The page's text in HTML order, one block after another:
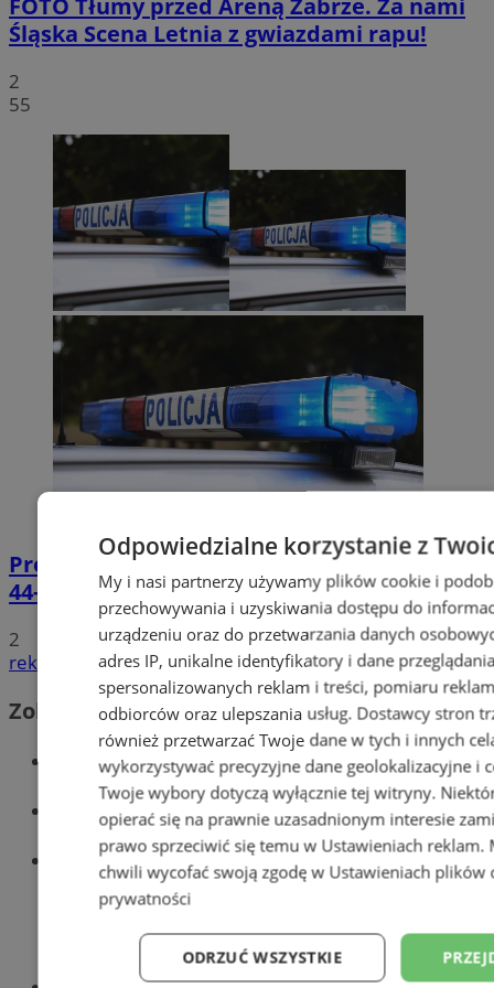
FOTO Tłumy przed Areną Zabrze. Za nami
Śląska Scena Letnia z gwiazdami rapu!
2
55
Prowadził BMW mimo sądowego zakazu.
44-latek zatrzymany na DTŚ
2
reklama
Zobacz również
Wiadomości kryminalne w Zabrzu
Wiadomości lokalne
Wiadomości sportowe
Odpowiedzialne korzystanie z
My i nasi partnerzy używamy plików cookie i
przechowywania i uzyskiwania dostępu do
urządzeniu oraz do przetwarzania danych
adres IP, unikalne identyfikatory i dane
spersonalizowanych reklam i treści, pomiaru
odbiorców oraz ulepszania usług. Dostawcy stron
również przetwarzać Twoje dane w tych i innych
wykorzystywać precyzyjne dane geolokalizacyjne i
Twoje wybory dotyczą wyłącznie tej witryny.
opierać się na prawnie uzasadnionym interesie
prawo sprzeciwić się temu w Ustawieniach reklam.
chwili wycofać swoją zgodę w Ustawieniach plików
prywatności
ODRZUĆ WSZYSTKIE